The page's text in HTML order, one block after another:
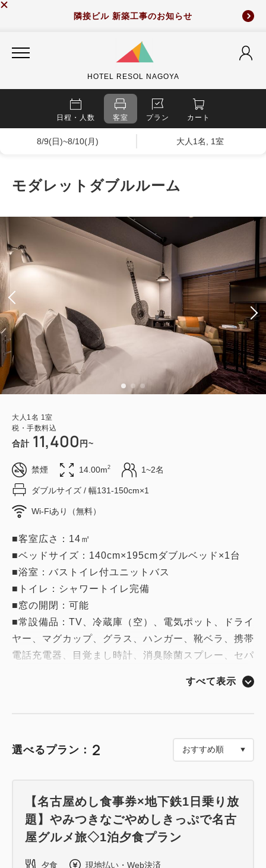
隣接ビル 新築工事のお知らせ
HOTEL RESOL NAGOYA
日程・人数 客室 プラン カート
8/9(日)~8/10(月) 大人1名, 1室
モダレットダブルルーム
大人 1 名 1 室
税・手数料込
合計 11,400 円~
禁煙 14.00m2 1~2名
ダブルサイズ / 幅131-150cm×1
Wi-Fiあり（無料）
■客室広さ：14㎡
■ベッドサイズ：140cm×195cmダブルベッド×1台
■浴室：バストイレ付ユニットバス
■トイレ：シャワートイレ完備
■窓の開閉：可能
■常設備品：TV、冷蔵庫（空）、電気ポット、ドライ
ヤー、マグカップ、グラス、ハンガー、靴ベラ、携帯
電話充電器、目覚まし時計、消臭除菌スプレー、セパ
■アメニティ：ミネラルウオーター、歯ブラシ、ヘア
ー（DHC）、ハンドソープ、入浴料
■貸出備品：加湿器、空気清浄機、ズボンプレッサ
すべて表示
選べるプラン： 2
【名古屋めし食事券×地下鉄1日乗り放
題】やみつきなごやめしきっぷで名古
屋グルメ旅◇1泊夕食プラン
夕食 現地払い・Web決済